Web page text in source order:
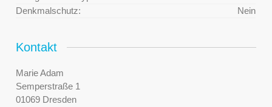
Denkmalschutz:
Nein
Kontakt
Marie Adam
Semperstraße 1
01069 Dresden